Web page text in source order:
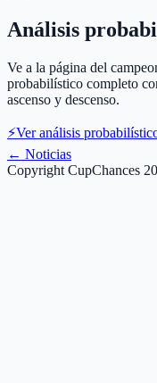
Análisis
Ve a la página del
probabilístico completo
ascenso y descenso.
⚡Ver análisis
← Noticias
Copyright CupChances